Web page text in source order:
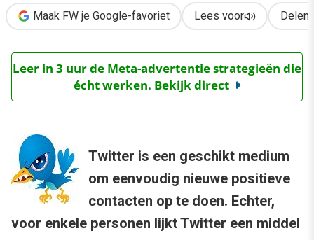
Maak FW je Google-favoriet Lees voor Delen
Leer in 3 uur de Meta-advertentie strategieën die
écht werken. Bekijk direct
Twitter is een geschikt medium
om eenvoudig nieuwe positieve
contacten op te doen. Echter,
voor enkele personen lijkt Twitter een middel